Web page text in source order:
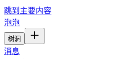
跳到主要内容
泡泡
树洞
消息